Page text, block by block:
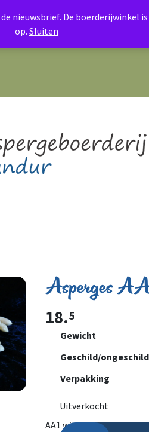
Asperges
18.5
Gewicht
Geschild/ongeschild
Verpakking
Uitverkocht
AA1 wit klasse asperges
nieuwsbrief. De
op. Sluiten